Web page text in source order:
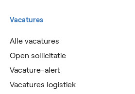
Vacatures
Alle vacatures
Open sollicitatie
Vacature-alert
Vacatures logistiek